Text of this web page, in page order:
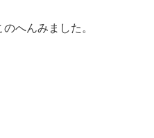
へんみました。